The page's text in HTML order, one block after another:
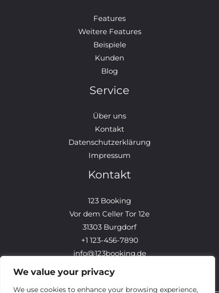
We value your privacy
We use cookies to enhance your browsing experience,
Features
Weitere Features
Beispiele
Kunden
Blog
Service
Über uns
Kontakt
Datenschutzerklärung
Impressum
Kontakt
123 Booking
Vor dem Celler Tor 12e
31303 Burgdorf
+1 123-456-7890
info@123booking.de